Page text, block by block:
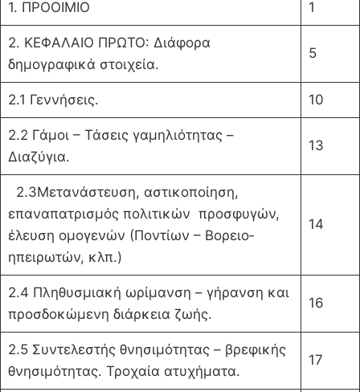
1. ΠΡΟΟΙΜΙΟ 1
2. ΚΕΦΑΛΑΙΟ ΠΡΩΤΟ: Διάφορα
δημογραφικά στοιχεία.
5
2.1 Γεννήσεις. 10
2.2 Γάμοι – Τάσεις γαμηλιότητας –
Διαζύγια.
13
2.3Μετανάστευση, αστικοποίηση,
επαναπατρισμός πολι­τικών προσφυγών,
έλευση ομογενών (Ποντίων – Βορειο­
ηπειρωτών, κλπ.)
14
2.4 Πληθυσμιακή ωρίμανση – γήρανση και
προσδοκώμενη διάρκεια ζωής.
16
2.5 Συντελεστής θνησιμότητας – βρεφικής
θνησιμότητας. Τροχαία ατυχήματα.
17